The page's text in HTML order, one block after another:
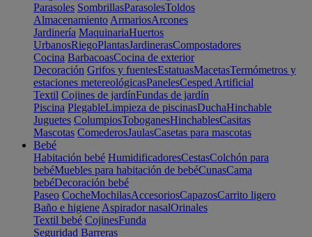
Parasoles SombrillasParasolesToldos
Almacenamiento ArmariosArcones
Jardinería MaquinariaHuertos
UrbanosRiegoPlantasJardinerasCompostadores
Cocina BarbacoasCocina de exterior
Decoración Grifos y fuentesEstatuasMacetasTermómetros y
estaciones metereológicasPanelesCesped Artificial
Textil Cojines de jardínFundas de jardín
Piscina PlegableLimpieza de piscinasDuchaHinchable
Juguetes ColumpiosToboganesHinchablesCasitas
Mascotas ComederosJaulasCasetas para mascotas
Bebé
Habitación bebé HumidificadoresCestasColchón para
bebéMuebles para habitación de bebéCunasCama
bebéDecoración bebé
Paseo CocheMochilasAccesoriosCapazosCarrito ligero
Baño e higiene Aspirador nasalOrinales
Textil bebé CojinesFunda
Seguridad Barreras